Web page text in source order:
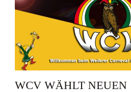
WCV WÄHLT NEUEN